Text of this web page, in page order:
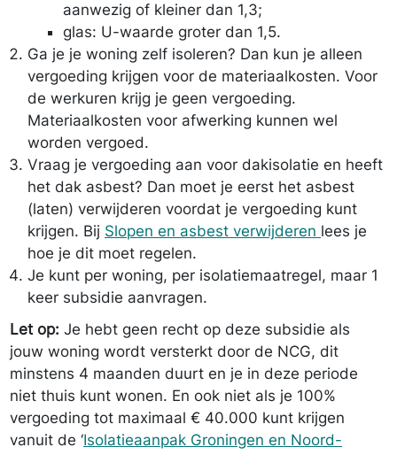
aanwezig of kleiner dan 1,3;
glas: U-waarde groter dan 1,5.
Ga je je woning zelf isoleren? Dan kun je alleen
vergoeding krijgen voor de materiaalkosten. Voor
de werkuren krijg je geen vergoeding.
Materiaalkosten voor afwerking kunnen wel
worden vergoed.
Vraag je vergoeding aan voor dakisolatie en heeft
het dak asbest? Dan moet je eerst het asbest
(laten) verwijderen voordat je vergoeding kunt
krijgen. Bij Slopen en asbest verwijderen lees je
hoe je dit moet regelen.
Je kunt per woning, per isolatiemaatregel, maar 1
keer subsidie aanvragen.
Let op: Je hebt geen recht op deze subsidie als
jouw woning wordt versterkt door de NCG, dit
minstens 4 maanden duurt en je in deze periode
niet thuis kunt wonen. En ook niet als je 100%
vergoeding tot maximaal € 40.000 kunt krijgen
vanuit de ‘Isolatieaanpak Groningen en Noord-